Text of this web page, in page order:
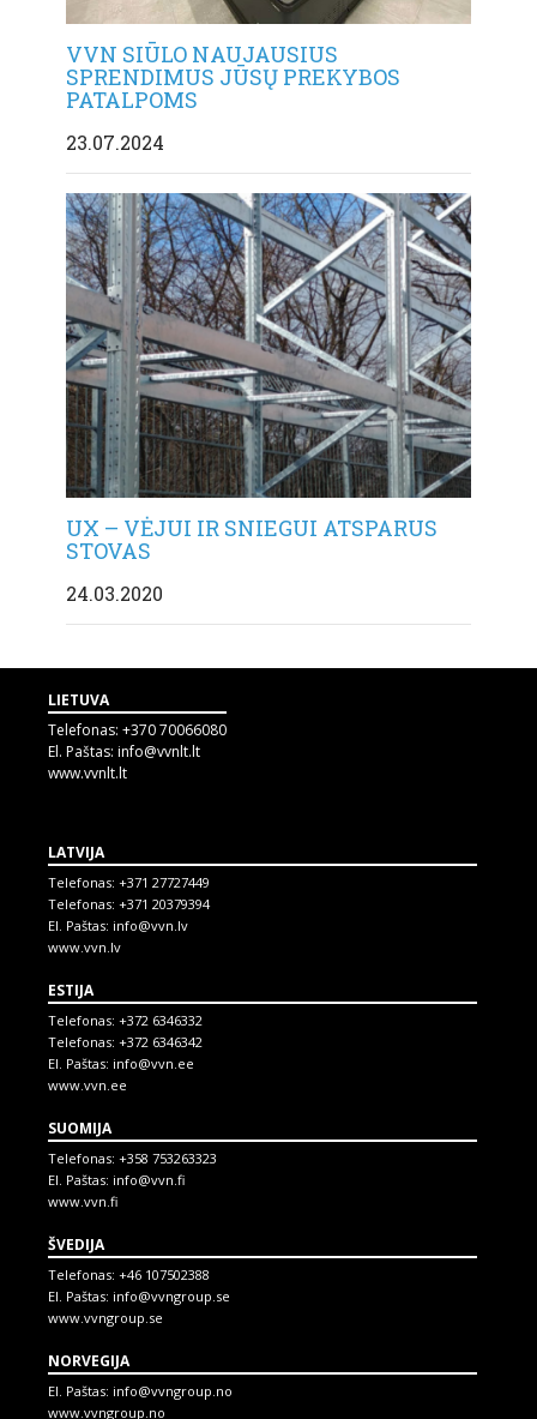
VVN SIŪLO NAUJAUSIUS
SPRENDIMUS JŪSŲ PREKYBOS
PATALPOMS
23.07.2024
UX – VĖJUI IR SNIEGUI ATSPARUS
STOVAS
24.03.2020
LIETUVA
Telefonas: +370 70066080
El. Paštas: info@vvnlt.lt
www.vvnlt.lt
LATVIJA
Telefonas: +371 27727449
Telefonas: +371 20379394
El. Paštas: info@vvn.lv
www.vvn.lv
ESTIJA
Telefonas: +372 6346332
Telefonas: +372 6346342
El. Paštas: info@vvn.ee
www.vvn.ee
SUOMIJA
Telefonas: +358 753263323
El. Paštas: info@vvn.fi
www.vvn.fi
ŠVEDIJA
Telefonas: +46 107502388
El. Paštas: info@vvngroup.se
www.vvngroup.se
NORVEGIJA
El. Paštas: info@vvngroup.no
www.vvngroup.no